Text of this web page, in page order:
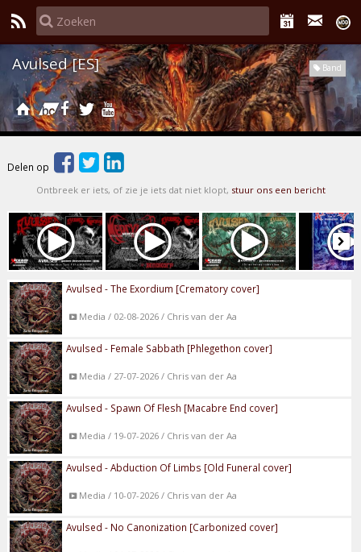
Band
Avulsed [ES]
Delen op
Ontbreek er iets, of zie je iets dat niet klopt, stuur ons een bericht
Avulsed - The Exordium [Crematory cover]
Media / 02-08-2026 / Chris van der Aa
Avulsed - Female Sabbath [Phlegethon cover]
Media / 27-07-2026 / Chris van der Aa
Avulsed - Spawn Of Flesh [Macabre End cover]
Media / 19-07-2026 / Chris van der Aa
Avulsed - Abduction Of Limbs [Old Funeral cover]
Media / 10-07-2026 / Chris van der Aa
Avulsed - No Canonization [Carbonized cover]